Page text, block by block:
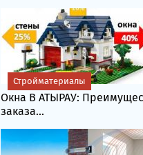
Окна В АТЫРАУ:
заказа...
Стройматериалы